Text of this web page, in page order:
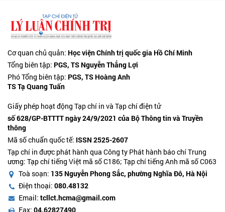
Cơ quan chủ quản: Học viện Chính trị quốc gia Hồ Chí Minh
Tổng biên tập: PGS, TS Nguyễn Thắng Lợi
Phó Tổng biên tập: PGS, TS Hoàng Anh
TS Tạ Quang Tuấn
Giấy phép hoạt động Tạp chí in và Tạp chí điện tử
số 628/GP-BTTTT ngày 24/9/2021 của Bộ Thông tin và Truyền
thông
Mã số chuẩn quốc tế: ISSN 2525-2607
Tạp chí in được phát hành qua Công ty Phát hành báo chí Trung
ương: Tạp chí tiếng Việt mã số C186; Tạp chí tiếng Anh mã số C063
Toà soạn: 135 Nguyễn Phong Sắc, phường Nghĩa Đô, Hà Nội
Điện thoại: 080.48132
Email: tcllct.hcma@gmail.com
Fax: 04.62827490